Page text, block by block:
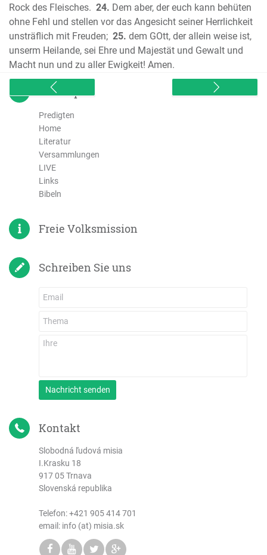
Der zweite Brief des Petrus
Der erste Brief des Johannes
Der zweite Brief des Johannes
Der dritte Brief des Johannes
Der Brief an die Hebräer
Der Brief des Jakobus
Die Offenbarung des Johannes
Rock des Fleisches. 24. Dem aber, der euch kann behüten
ohne Fehl und stellen vor das Angesicht seiner Herrlichkeit
unsträflich mit Freuden; 25. dem GOtt, der allein weise ist,
unserm Heilande, sei Ehre und Majestät und Gewalt und
Macht nun und zu aller Ewigkeit! Amen.
sitemap
Predigten
Home
Literatur
Versammlungen
LIVE
Links
Bibeln
Freie Volksmission
Schreiben Sie uns
Nachricht senden
Kontakt
Slobodná ľudová misia
I.Krasku 18
917 05 Trnava
Slovenská republika
Telefon:+421 905 414 701
email: info (at) misia.sk